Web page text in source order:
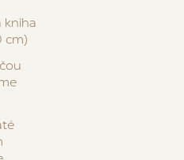
kniha
cm)